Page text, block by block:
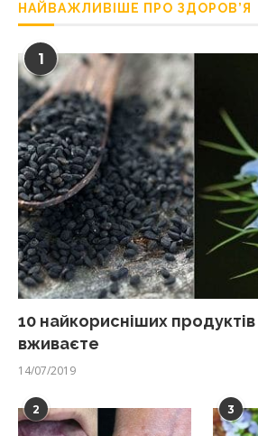
НАЙВАЖЛИВІШЕ ПРО ЗДОРОВ’Я
1
10 найкорисніших продуктів
вживаєте
14/07/2019
2 3